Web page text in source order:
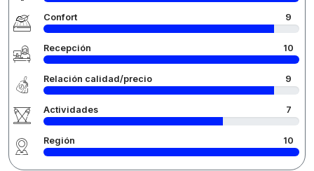
Confort 9
Recepción 10
Relación calidad/precio 9
Actividades 7
Región 10